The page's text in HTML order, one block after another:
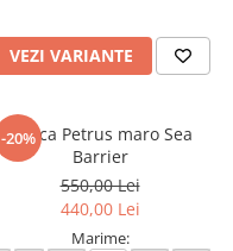
VEZI VARIANTE
-20%
Geaca Petrus maro Sea
Barrier
550,00 Lei
440,00 Lei
Marime: